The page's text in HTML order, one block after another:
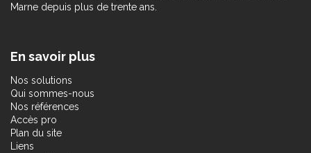
Marne depuis plus de trente ans.
En savoir plus
Nos solutions
Qui sommes-nous
Nos références
Accès pro
Plan du site
Liens